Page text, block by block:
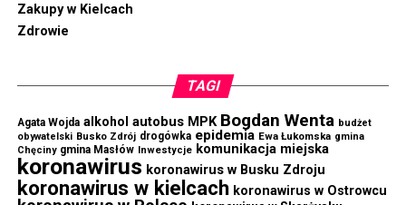
Zakupy w Kielcach
Zdrowie
TAGI
Agata Wojda alkohol autobus MPK Bogdan Wenta budżet
obywatelski Busko Zdrój drogówka epidemia Ewa Łukomska gmina
Chęciny gmina Masłów Inwestycje komunikacja miejska
koronawirus koronawirus w Busku Zdroju
koronawirus w kielcach koronawirus w Ostrowcu